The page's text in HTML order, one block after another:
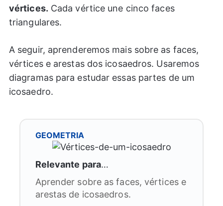
vértices. Cada vértice une cinco faces
triangulares.
A seguir, aprenderemos mais sobre as faces,
vértices e arestas dos icosaedros. Usaremos
diagramas para estudar essas partes de um
icosaedro.
GEOMETRIA
Relevante para…
Aprender sobre as faces, vértices e
arestas de icosaedros.